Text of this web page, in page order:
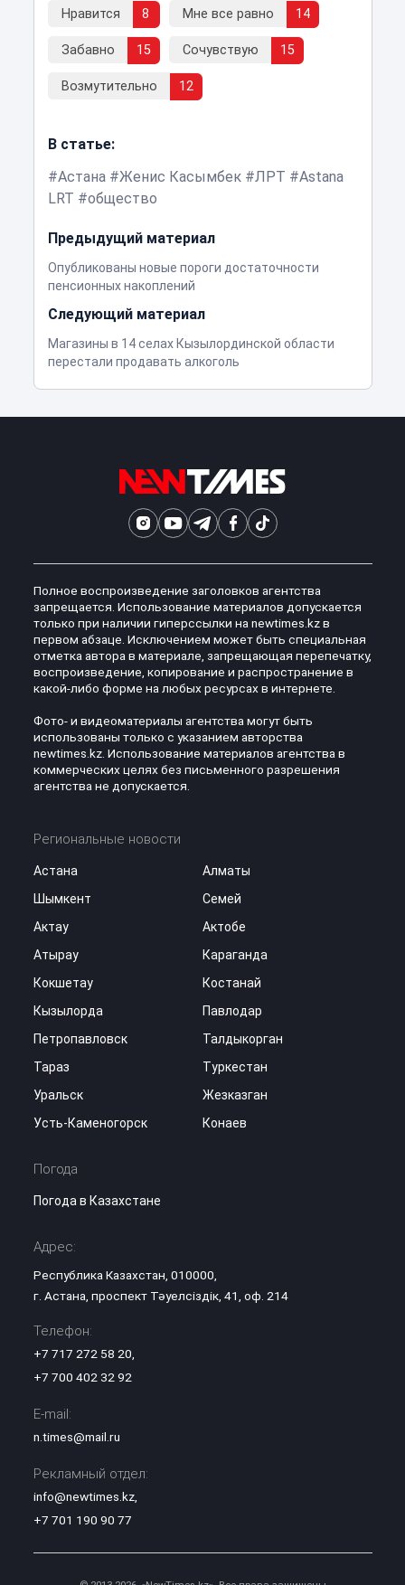
Нравится 8 Мне все равно 14
Забавно 15 Сочувствую 15
Возмутительно 12
В статье:
Астана
Женис Касымбек ЛРТ
Astana
LRT
общество
Предыдущий материал
Опубликованы новые пороги достаточности
пенсионных накоплений
Следующий материал
Магазины в 14 селах Кызылординской области
перестали продавать алкоголь
Полное воспроизведение заголовков агентства
запрещается. Использование материалов допускается
только при наличии гиперссылки на newtimes.kz в
первом абзаце. Исключением может быть специальная
отметка автора в материале, запрещающая перепечатку,
воспроизведение, копирование и распространение в
какой-либо форме на любых ресурсах в интернете.
Фото- и видеоматериалы агентства могут быть
использованы только с указанием авторства
newtimes.kz. Использование материалов агентства в
коммерческих целях без письменного разрешения
агентства не допускается.
Региональные новости
Астана
Алматы
Шымкент
Семей
Актау
Актобе
Атырау
Караганда
Кокшетау
Костанай
Кызылорда
Павлодар
Петропавловск
Талдыкорган
Тараз
Туркестан
Уральск
Жезказган
Усть-Каменогорск
Конаев
Погода
Погода в Казахстане
Адрес:
Республика Казахстан, 010000,
г. Астана, проспект Тәуелсіздік, 41, оф. 214
Телефон:
+7 717 272 58 20
+7 700 402 32 92
E-mail:
n.times@mail.ru
Рекламный отдел:
info@newtimes.kz,
+7 701 190 90 77